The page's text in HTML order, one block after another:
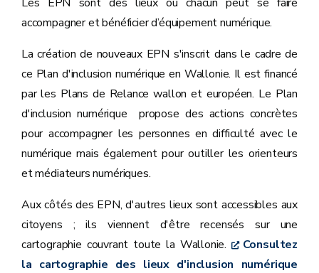
accompagner et bénéficier d’équipement numérique.
La création de nouveaux EPN s'inscrit dans le cadre de
ce Plan d'inclusion numérique en Wallonie. Il est financé
par les Plans de Relance wallon et européen. Le Plan
d'inclusion numérique propose des actions concrètes
pour accompagner les personnes en difficulté avec le
numérique mais également pour outiller les orienteurs
et médiateurs numériques.
Aux côtés des EPN, d'autres lieux sont accessibles aux
citoyens ; ils viennent d'être recensés sur une
cartographie couvrant toute la Wallonie.
Consultez
la cartographie des lieux d'inclusion numérique